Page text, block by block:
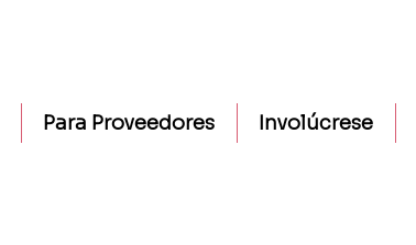
Para Proveedores Involúcrese